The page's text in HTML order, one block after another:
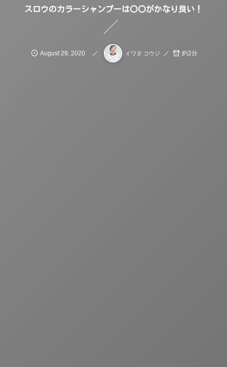
スロウのカラーシャンプーは〇〇がかなり良い！
August 29 2020 イワタ コウジ 約2分